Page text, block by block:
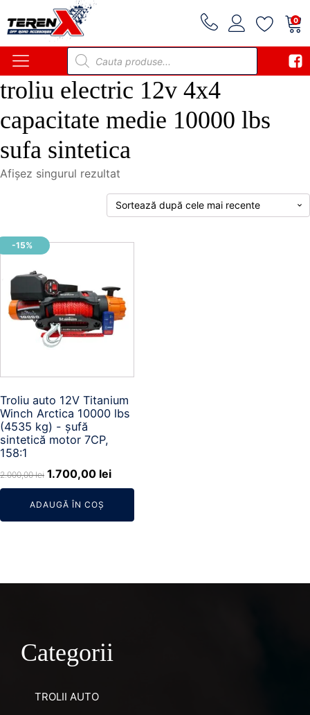
0
Products
search
troliu electric 12v 4x4
capacitate medie 10000 lbs
sufa sintetica
Afișez singurul rezultat
-15%
Troliu auto 12V Titanium
Winch Arctica 10000 lbs
(4535 kg) - șufă
sintetică motor 7CP,
158:1
2.000,00lei Prețul
inițial
a
fost:
1.700,00 leiPrețul
curent
1.700,00 lei.
ADAUGĂ ÎN COȘ
Categorii
TROLII AUTO